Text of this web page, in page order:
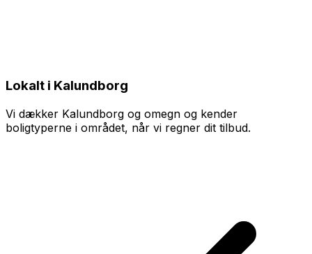
Lokalt i Kalundborg
Vi dækker Kalundborg og omegn og kender
boligtyperne i området, når vi regner dit tilbud.